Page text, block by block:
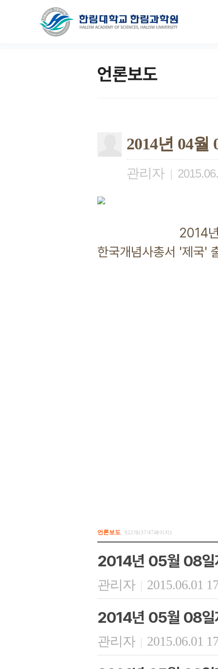
언론보도
2014년 04
관리자 |
2014년 04월
한국개념사총서 '제국'
언론보도 922개(37/47페이지)
2014년 05월 08일
관리자 | 2015.06.01
2014년 05월 08일
관리자 | 2015.06.01